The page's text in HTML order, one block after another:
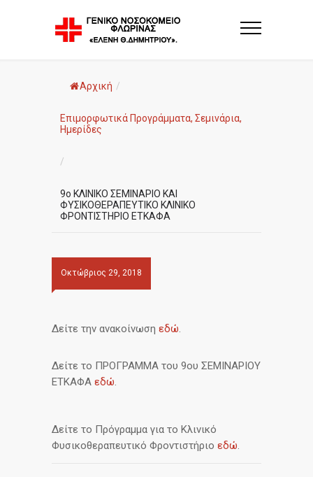
Αρχική /
Επιμορφωτικά Προγράμματα, Σεμινάρια,
Ημερίδες
/
9o ΚΛΙΝΙΚΟ ΣΕΜΙΝΑΡΙΟ ΚΑΙ
ΦΥΣΙΚΟΘΕΡΑΠΕΥΤΙΚΟ ΚΛΙΝΙΚΟ
ΦΡΟΝΤΙΣΤΗΡΙΟ ΕΤΚΑΦΑ
Οκτώβριος 29, 2018
Δείτε την ανακοίνωση εδώ.
Δείτε το ΠΡΟΓΡΑΜΜΑ του 9ου ΣΕΜΙΝΑΡΙΟΥ
ΕΤΚΑΦΑ εδώ.
Δείτε το Πρόγραμμα για το Κλινικό
Φυσικοθεραπευτικό Φροντιστήριο εδώ.